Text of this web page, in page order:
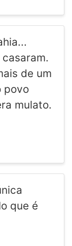
de um
povo
mulato.
que é